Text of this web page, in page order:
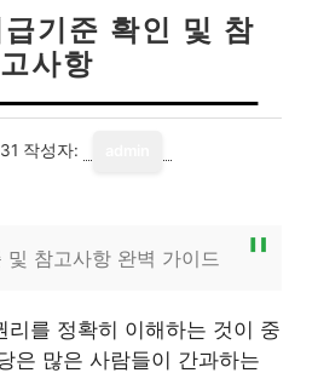
기준 확인 및 참
고사항
작성자:
및 참고사항 완벽 가이드
리를 정확히 이해하는 것이 중
은 많은 사람들이 간과하는